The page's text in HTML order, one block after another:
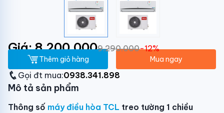
Giá: 8.200.0009.290.000-12%
Thêm giỏ hàng Mua ngay
Gọi đt mua:0938.341.898
Mô tả sản phẩm
Thông số máy điều hòa TCL treo tường 1 chiều